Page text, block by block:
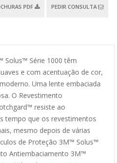
PDF PEDIR CONSULTA
Solus™ Série 1000 têm
e com acentuação de cor,
Uma lente embaciada
O Revestimento
resiste ao
tempo que os revestimentos
mesmo depois de várias
de Proteção 3M™ Solus™
Antiembaciamento 3M™